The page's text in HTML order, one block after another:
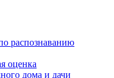
распознаванию
оценка
дома и дачи